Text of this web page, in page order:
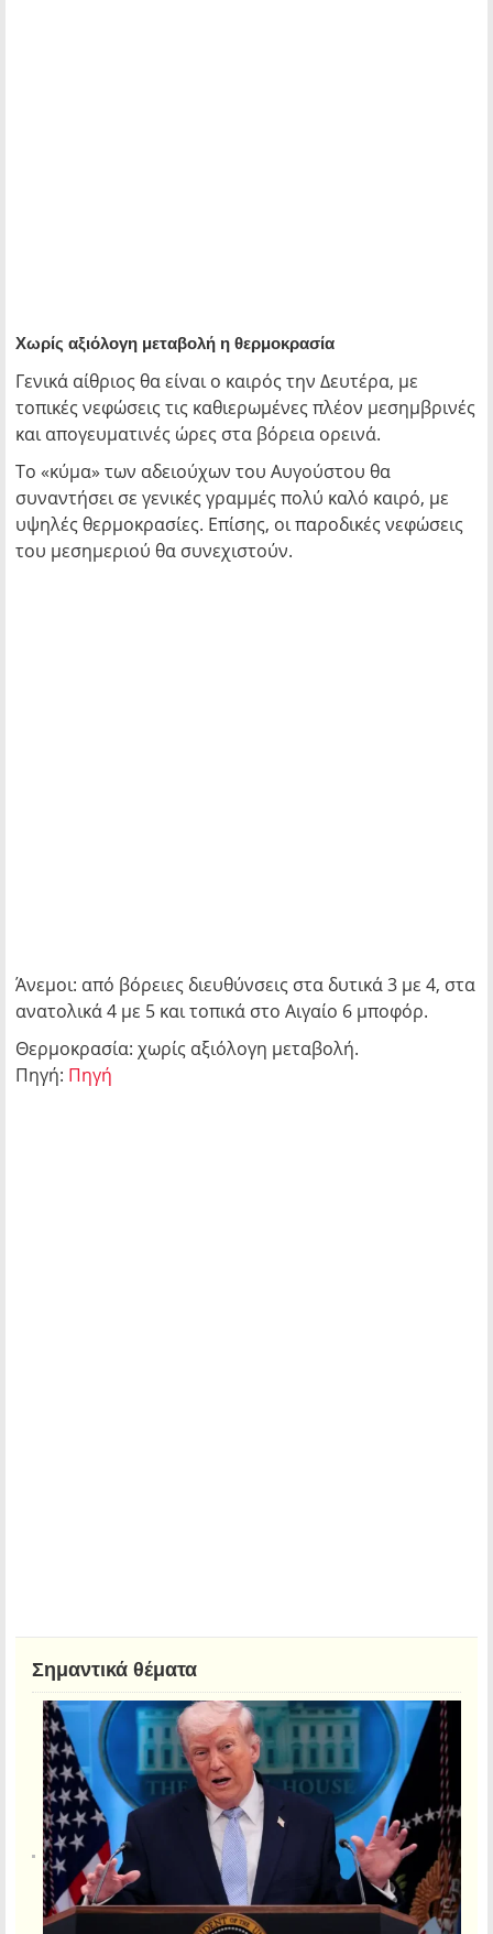
Χωρίς αξιόλογη μεταβολή η θερμοκρασία
Γενικά αίθριος θα είναι ο καιρός την Δευτέρα, με
τοπικές νεφώσεις τις καθιερωμένες πλέον μεσημβρινές
και απογευματινές ώρες στα βόρεια ορεινά.
Το «κύμα» των αδειούχων του Αυγούστου θα
συναντήσει σε γενικές γραμμές πολύ καλό καιρό, με
υψηλές θερμοκρασίες. Επίσης, οι παροδικές νεφώσεις
του μεσημεριού θα συνεχιστούν.
Άνεμοι: από βόρειες διευθύνσεις στα δυτικά 3 με 4, στα
ανατολικά 4 με 5 και τοπικά στο Αιγαίο 6 μποφόρ.
Θερμοκρασία: χωρίς αξιόλογη μεταβολή.
Πηγή: Πηγή
Σημαντικά θέματα